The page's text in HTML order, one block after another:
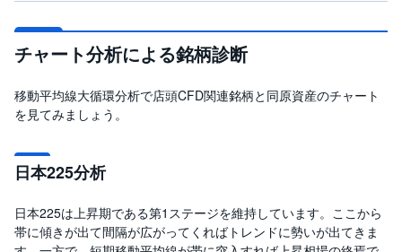
チャート分析による銘柄診断
移動平均線大循環分析で店頭CFD関連銘柄と同原資産のチャート
を見てみましょう。
日本225分析
日本225は上昇期である第1ステージを維持しています。ここから
帯に傾きが出て間隔が広がってくればトレンドに勢いが出てきま